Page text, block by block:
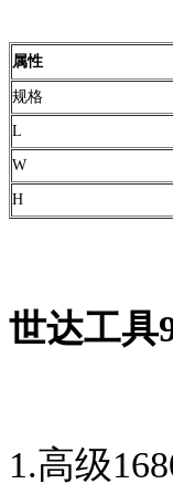
属性
规格
L
W
H
世达工具
1.高级